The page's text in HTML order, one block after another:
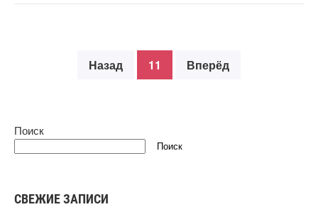
Назад 11 Вперёд
Поиск
Поиск
СВЕЖИЕ ЗАПИСИ